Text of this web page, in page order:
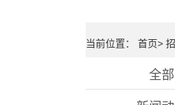
当前位置： 首页>
全部